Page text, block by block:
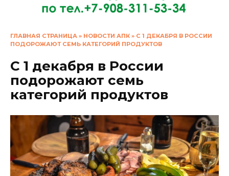
ГЛАВНАЯ СТРАНИЦА » НОВОСТИ АПК » С 1 ДЕКАБРЯ В РОССИИ
ПОДОРОЖАЮТ СЕМЬ КАТЕГОРИЙ ПРОДУКТОВ
С 1 декабря в России
подорожают семь
категорий продуктов